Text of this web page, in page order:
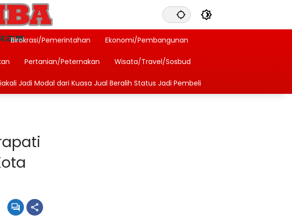
Birokrasi/Pemerintahan Ekonomi/Pembangunan
Pertanian/Peternakan Wisata/Travel/Sosbud
Jadi Modal dari Kuasa Jual Beralih Status Jadi Pembeli